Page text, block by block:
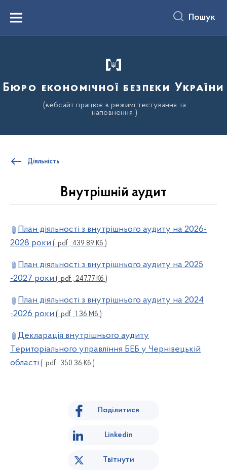
вмістуMenu Пошук
Бюро економічної безпеки України
(вебсайт працює в режимі тестування та
наповнення )
Діяльність
Внутрішній аудит
План діяльності з внутрішнього аудиту на 2026-
2028 роки ( .pdf , 439.89 Кб )
План діяльності з внутрішнього аудиту на 2025
-2027 роки ( .pdf , 247.77 Кб )
План діяльності з внутрішнього аудиту на 2024
-2026 роки ( .pdf , 1.36 Мб )
Декларація внутрішнього аудиту
Територіального управління БЕБ у Чернівецькій
області ( .pdf , 350.36 Кб )
Поділитися
Linkedin
Твітнути